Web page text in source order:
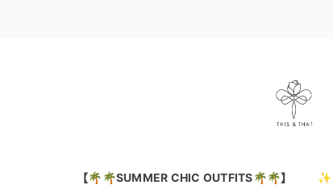
【🌴🌴SUMMER CHIC OUTFITS🌴🌴】 ✨